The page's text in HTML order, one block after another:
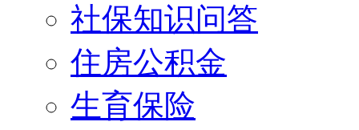
社保知识问答
住房公积金
生育保险